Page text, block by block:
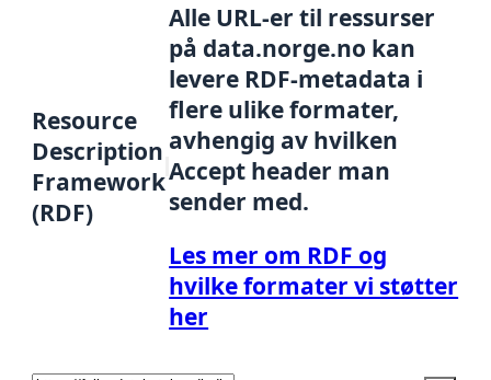
Resource
Description
Framework
(RDF)
Alle URL-er til ressurser
på data.norge.no kan
levere RDF-metadata i
flere ulike formater,
avhengig av hvilken
Accept header man
sender med.
Les mer om RDF og
hvilke formater vi støtter
her